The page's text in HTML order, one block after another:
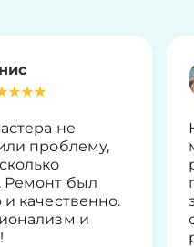
не
проблему,
Ремонт был
качественно.
и